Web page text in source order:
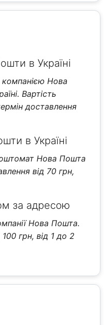
в Україні
Нова
Вартість
доставлення
в Україні
Нова Пошта
від 70 грн,
за адресою
Нова Пошта.
грн, від 1 до 2